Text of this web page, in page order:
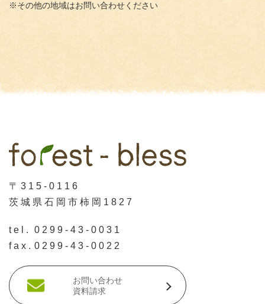
※その他の地域はお問い合わせください
〒315-0116
茨城県石岡市柿岡1827
tel.
0299-43-0031
fax. 0299-43-0022
お問い合わせ
資料請求